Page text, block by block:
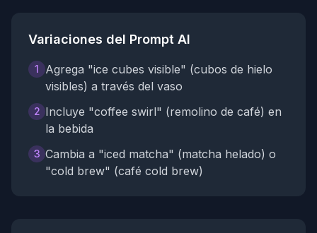
Variaciones del Prompt AI
1
Agrega "ice cubes visible" (cubos de hielo
visibles) a través del vaso
2 Incluye "coffee swirl" (remolino de café) en
la bebida
3 Cambia a "iced matcha" (matcha helado) o
"cold brew" (café cold brew)